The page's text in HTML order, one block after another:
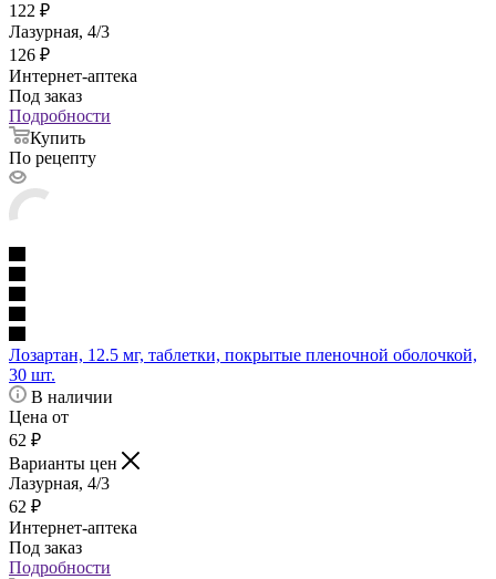
122 ₽
Лазурная, 4/3
126 ₽
Интернет-аптека
Под заказ
Подробности
Купить
По рецепту
Лозартан, 12.5 мг, таблетки, покрытые пленочной оболочкой,
30 шт.
В наличии
Цена от
62 ₽
Варианты цен
Лазурная, 4/3
62 ₽
Интернет-аптека
Под заказ
Подробности